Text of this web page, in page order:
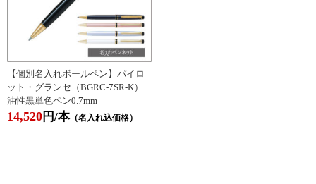
【個別名入れボールペン】パイロ
ット・グランセ（BGRC-7SR-K）
油性黒単色ペン0.7mm
14,520円/本（名入れ込価格）